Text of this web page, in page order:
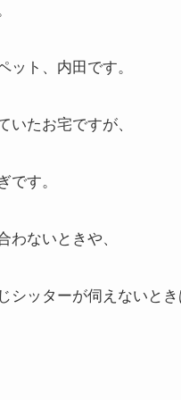
ト、内田です。
たお宅ですが、
す。
ないときや、
シッターが伺えないと